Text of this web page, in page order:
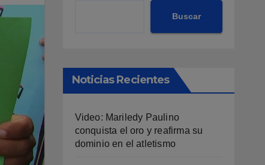
Buscar
Noticias Recientes
Video: Mariledy Paulino
conquista el oro y reafirma su
dominio en el atletismo